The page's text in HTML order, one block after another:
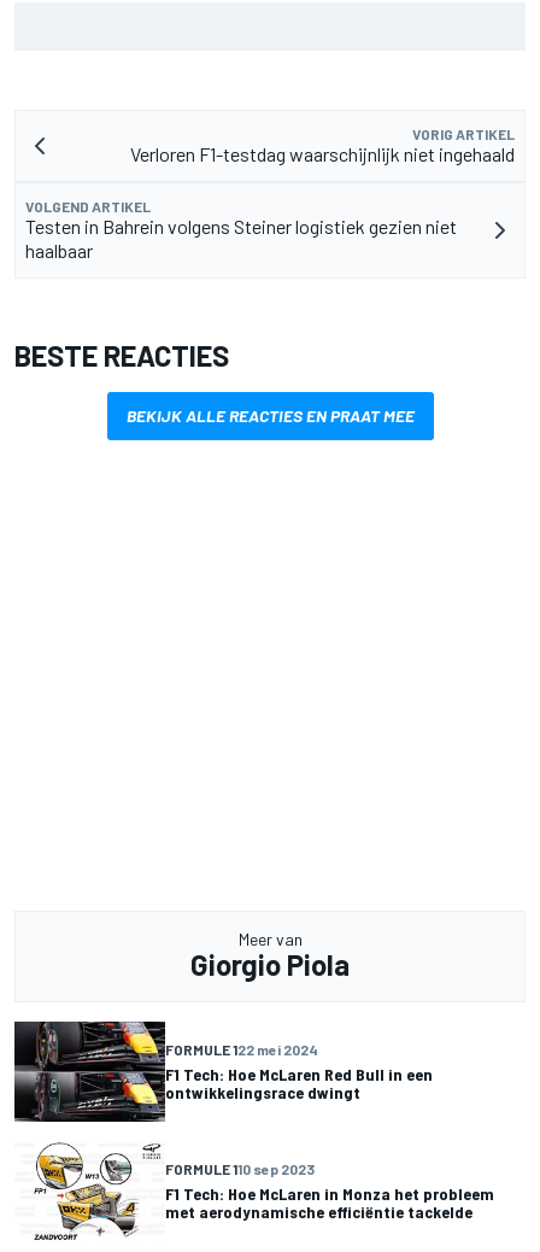
VORIG ARTIKEL
Verloren F1-testdag waarschijnlijk niet ingehaald
VOLGEND ARTIKEL
Testen in Bahrein volgens Steiner logistiek gezien niet
haalbaar
BESTE REACTIES
BEKIJK ALLE REACTIES EN PRAAT MEE
Meer van
Giorgio Piola
FORMULE 122 mei 2024
F1 Tech: Hoe McLaren Red Bull in een
ontwikkelingsrace dwingt
FORMULE 110 sep 2023
F1 Tech: Hoe McLaren in Monza het probleem
met aerodynamische efficiëntie tackelde